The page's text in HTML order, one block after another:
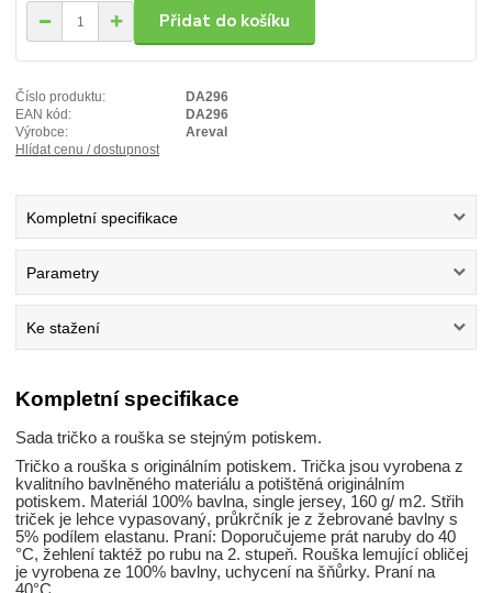
Přidat do košíku
Číslo produktu:
DA296
EAN kód:
DA296
Výrobce:
Areval
Hlídat cenu / dostupnost
Kompletní specifikace
Parametry
Ke stažení
Kompletní specifikace
Sada tričko a rouška se stejným potiskem.
Tričko a rouška s originálním potiskem. Trička jsou vyrobena z
kvalitního bavlněného materiálu a potištěná originálním
potiskem. Materiál 100% bavlna, single jersey, 160 g/ m2. Střih
triček je lehce vypasovaný, průkrčník je z žebrované bavlny s
5% podílem elastanu. Praní: Doporučujeme prát naruby do 40
°C, žehlení taktéž po rubu na 2. stupeň. Rouška lemující obličej
je vyrobena ze 100% bavlny, uchycení na šňůrky. Praní na
40°C.